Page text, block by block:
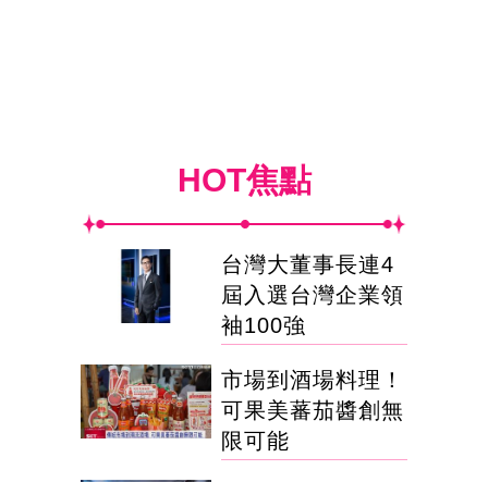
HOT焦點
台灣大董事長連4
屆入選台灣企業領
袖100強
市場到酒場料理！
可果美蕃茄醬創無
限可能